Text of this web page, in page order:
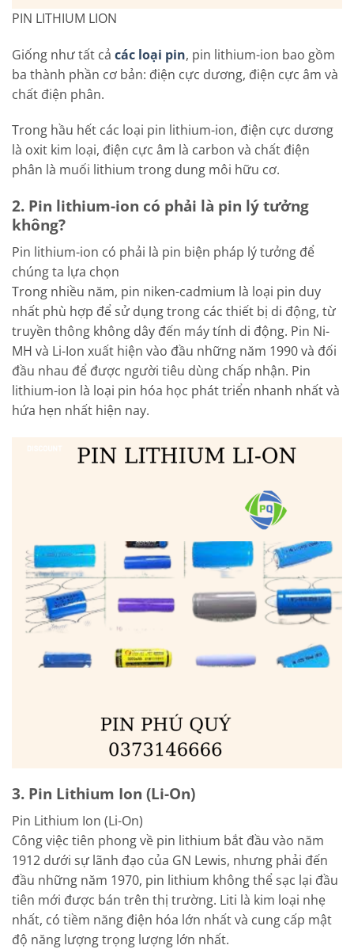
PIN LITHIUM LION
Giống như tất cả các loại pin, pin lithium-ion bao gồm
ba thành phần cơ bản: điện cực dương, điện cực âm và
chất điện phân.
Trong hầu hết các loại pin lithium-ion, điện cực dương
là oxit kim loại, điện cực âm là carbon và chất điện
phân là muối lithium trong dung môi hữu cơ.
2. Pin lithium-ion có phải là pin lý tưởng
không?
Pin lithium-ion có phải là pin biện pháp lý tưởng để
chúng ta lựa chọn
Trong nhiều năm, pin niken-cadmium là loại pin duy
nhất phù hợp để sử dụng trong các thiết bị di động, từ
truyền thông không dây đến máy tính di động. Pin Ni-
MH và Li-Ion xuất hiện vào đầu những năm 1990 và đối
đầu nhau để được người tiêu dùng chấp nhận. Pin
lithium-ion là loại pin hóa học phát triển nhanh nhất và
hứa hẹn nhất hiện nay.
3. Pin Lithium Ion (Li-On)
Pin Lithium Ion (Li-On)
Công việc tiên phong về pin lithium bắt đầu vào năm
1912 dưới sự lãnh đạo của GN Lewis, nhưng phải đến
đầu những năm 1970, pin lithium không thể sạc lại đầu
tiên mới được bán trên thị trường. Liti là kim loại nhẹ
nhất, có tiềm năng điện hóa lớn nhất và cung cấp mật
độ năng lượng trọng lượng lớn nhất.